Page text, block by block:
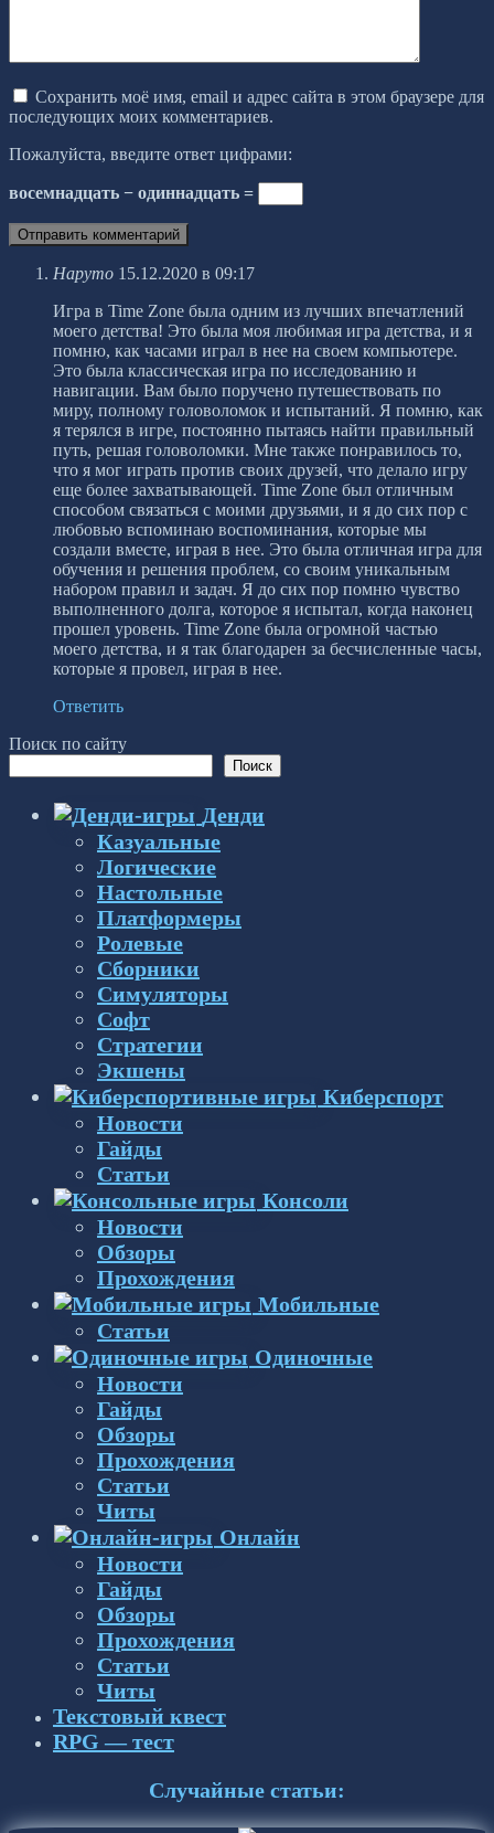
Сохранить моё имя, email и адрес сайта в этом браузере для
последующих моих комментариев.
Пожалуйста, введите ответ цифрами:
восемнадцать − одиннадцать =
Наруто 15.12.2020 в 09:17
Игра в Time Zone была одним из лучших впечатлений
моего детства! Это была моя любимая игра детства, и я
помню, как часами играл в нее на своем компьютере.
Это была классическая игра по исследованию и
навигации. Вам было поручено путешествовать по
миру, полному головоломок и испытаний. Я помню, как
я терялся в игре, постоянно пытаясь найти правильный
путь, решая головоломки. Мне также понравилось то,
что я мог играть против своих друзей, что делало игру
еще более захватывающей. Time Zone был отличным
способом связаться с моими друзьями, и я до сих пор с
любовью вспоминаю воспоминания, которые мы
создали вместе, играя в нее. Это была отличная игра для
обучения и решения проблем, со своим уникальным
набором правил и задач. Я до сих пор помню чувство
выполненного долга, которое я испытал, когда наконец
прошел уровень. Time Zone была огромной частью
моего детства, и я так благодарен за бесчисленные часы,
которые я провел, играя в нее.
Ответить
Поиск по сайту
Поиск
Денди
Казуальные
Логические
Настольные
Платформеры
Ролевые
Сборники
Симуляторы
Софт
Стратегии
Экшены
Киберспорт
Новости
Гайды
Статьи
Консоли
Новости
Обзоры
Прохождения
Мобильные
Статьи
Одиночные
Новости
Гайды
Обзоры
Прохождения
Статьи
Читы
Онлайн
Новости
Гайды
Обзоры
Прохождения
Статьи
Читы
Текстовый квест
RPG — тест
Случайные статьи: